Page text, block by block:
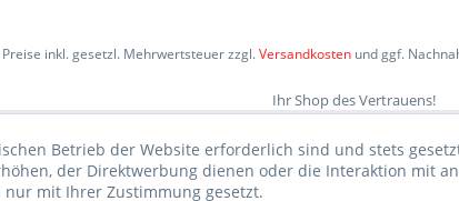
inkl. gesetzl. Mehrwertsteuer zzgl.Versandkostenund ggf.
Ihr Shop des Vertrauens!
Betrieb der Website erforderlich sind und stets
der Direktwerbung dienen oder die Interaktion mit
mit Ihrer Zustimmung gesetzt.